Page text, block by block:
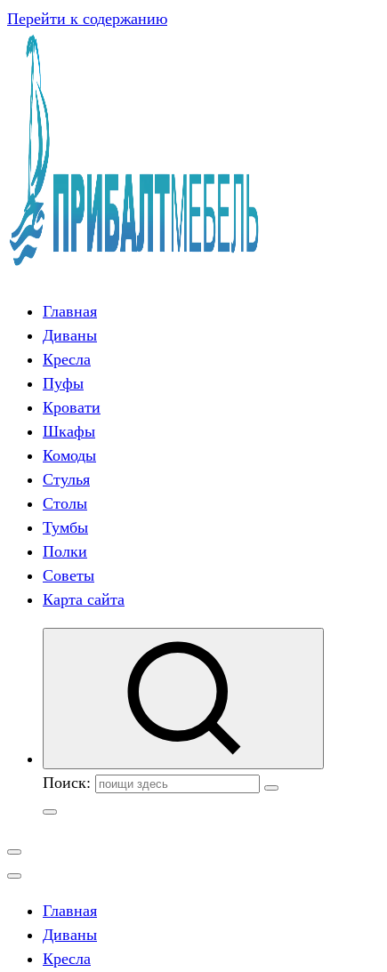
Перейти к содержанию
Главная
Диваны
Кресла
Пуфы
Кровати
Шкафы
Комоды
Стулья
Столы
Тумбы
Полки
Советы
Карта сайта
Поиск:
Главная
Диваны
Кресла